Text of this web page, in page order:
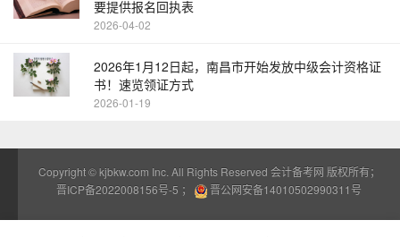
要提供报名回执表
2026-04-02
2026年1月12日起，南昌市开始发放中级会计资格证
书！速览领证方式
2026-01-19
Copyright ©kjbkw.com Inc. All Rights Reserved 会计备考网 版权所有；
晋ICP备2022008156号-5 ； 晋公网安备14010502990311号